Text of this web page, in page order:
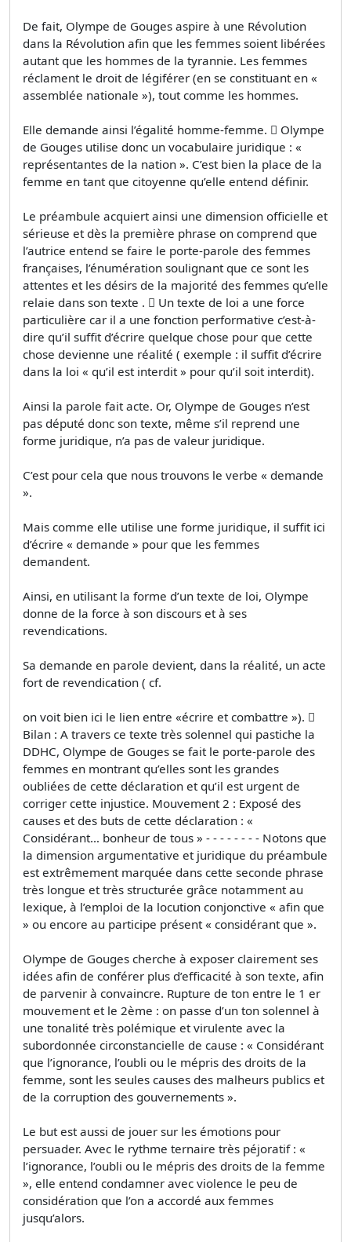
De fait, Olympe de Gouges aspire à une Révolution
dans la Révolution afin que les femmes soient libérées
autant que les hommes de la tyrannie. Les femmes
réclament le droit de légiférer (en se constituant en «
assemblée nationale »), tout comme les hommes.
Elle demande ainsi l’égalité homme-femme.  Olympe
de Gouges utilise donc un vocabulaire juridique : «
représentantes de la nation ». C’est bien la place de la
femme en tant que citoyenne qu’elle entend définir.
Le préambule acquiert ainsi une dimension officielle et
sérieuse et dès la première phrase on comprend que
l’autrice entend se faire le porte-parole des femmes
françaises, l’énumération soulignant que ce sont les
attentes et les désirs de la majorité des femmes qu’elle
relaie dans son texte .  Un texte de loi a une force
particulière car il a une fonction performative c’est-à-
dire qu’il suffit d’écrire quelque chose pour que cette
chose devienne une réalité ( exemple : il suffit d’écrire
dans la loi « qu’il est interdit » pour qu’il soit interdit).
Ainsi la parole fait acte. Or, Olympe de Gouges n’est
pas député donc son texte, même s’il reprend une
forme juridique, n’a pas de valeur juridique.
C’est pour cela que nous trouvons le verbe « demande
».
Mais comme elle utilise une forme juridique, il suffit ici
d’écrire « demande » pour que les femmes
demandent.
Ainsi, en utilisant la forme d’un texte de loi, Olympe
donne de la force à son discours et à ses
revendications.
Sa demande en parole devient, dans la réalité, un acte
fort de revendication ( cf.
on voit bien ici le lien entre «écrire et combattre »). 
Bilan : A travers ce texte très solennel qui pastiche la
DDHC, Olympe de Gouges se fait le porte-parole des
femmes en montrant qu’elles sont les grandes
oubliées de cette déclaration et qu’il est urgent de
corriger cette injustice. Mouvement 2 : Exposé des
causes et des buts de cette déclaration : «
Considérant… bonheur de tous » - - - - - - - - Notons que
la dimension argumentative et juridique du préambule
est extrêmement marquée dans cette seconde phrase
très longue et très structurée grâce notamment au
lexique, à l’emploi de la locution conjonctive « afin que
» ou encore au participe présent « considérant que ».
Olympe de Gouges cherche à exposer clairement ses
idées afin de conférer plus d’efficacité à son texte, afin
de parvenir à convaincre. Rupture de ton entre le 1 er
mouvement et le 2ème : on passe d’un ton solennel à
une tonalité très polémique et virulente avec la
subordonnée circonstancielle de cause : « Considérant
que l’ignorance, l’oubli ou le mépris des droits de la
femme, sont les seules causes des malheurs publics et
de la corruption des gouvernements ».
Le but est aussi de jouer sur les émotions pour
persuader. Avec le rythme ternaire très péjoratif : «
l’ignorance, l’oubli ou le mépris des droits de la femme
», elle entend condamner avec violence le peu de
considération que l’on a accordé aux femmes
jusqu’alors.